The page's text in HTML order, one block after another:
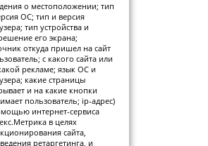
о местоположении; тип
ОС; тип и версия
тип устройства и
его экрана;
откуда пришел на сайт
с какого сайта или
рекламе; язык ОС и
какие страницы
и на какие кнопки
пользователь; ip-адрес)
интернет-сервиса
в целях
сайта,
ретаргетинга, и